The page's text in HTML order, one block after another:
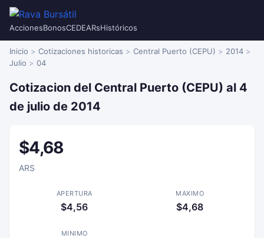
AccionesBonosCEDEARsHistóricos
Inicio Cotizaciones historicas Central Puerto (CEPU)
2014
Julio
04
Cotizacion del Central Puerto (CEPU) al 4
de julio de 2014
$4,68
ARS
APERTURA
$4,56
MAXIMO
$4,68
MINIMO